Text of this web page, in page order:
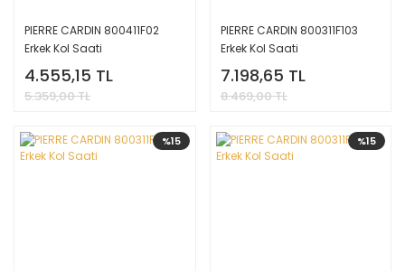
PIERRE CARDIN 800411F02
Erkek Kol Saati
4.555,15 TL
5.359,00 TL
PIERRE CARDIN 800311F103
Erkek Kol Saati
7.198,65 TL
8.469,00 TL
%15 %15